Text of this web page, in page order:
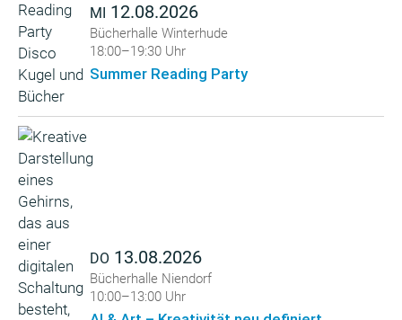
MI 12.08.2026
Bücherhalle Winterhude
18:00–19:30 Uhr
Summer Reading Party
DO 13.08.2026
Bücherhalle Niendorf
10:00–13:00 Uhr